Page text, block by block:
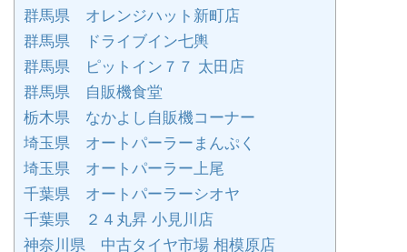
群馬県 オレンジハット新町店
群馬県 ドライブイン七輿
群馬県 ピットイン７７ 太田店
群馬県 自販機食堂
栃木県 なかよし自販機コーナー
埼玉県 オートパーラーまんぷく
埼玉県 オートパーラー上尾
千葉県 オートパーラーシオヤ
千葉県 ２４丸昇 小見川店
神奈川県 中古タイヤ市場 相模原店